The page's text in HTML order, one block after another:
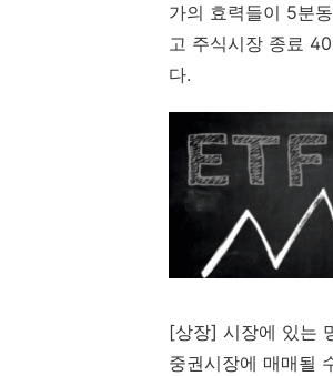
가의 효력들이 5분
고 주식시장 종료
다.
[상장] 시장에 있는
중권시장에 매매될